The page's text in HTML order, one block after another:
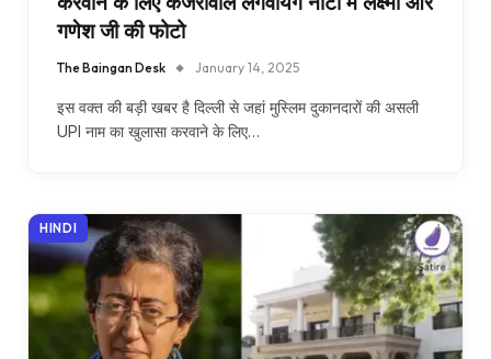
गणेश जी की फोटो
The Baingan Desk January 14, 2025
इस वक्त की बड़ी खबर है दिल्ली से जहां मुस्लिम दुकानदारों की असली
UPI नाम का खुलासा करवाने के लिए…
HINDI